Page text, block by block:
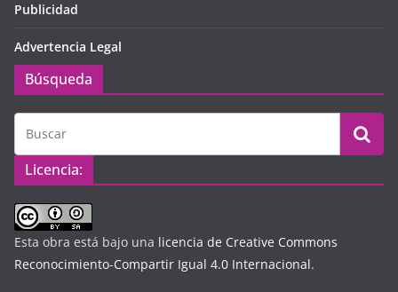
Publicidad
Advertencia Legal
Búsqueda
Licencia:
Esta obra está bajo una licencia de Creative Commons
Reconocimiento-Compartir Igual 4.0 Internacional.